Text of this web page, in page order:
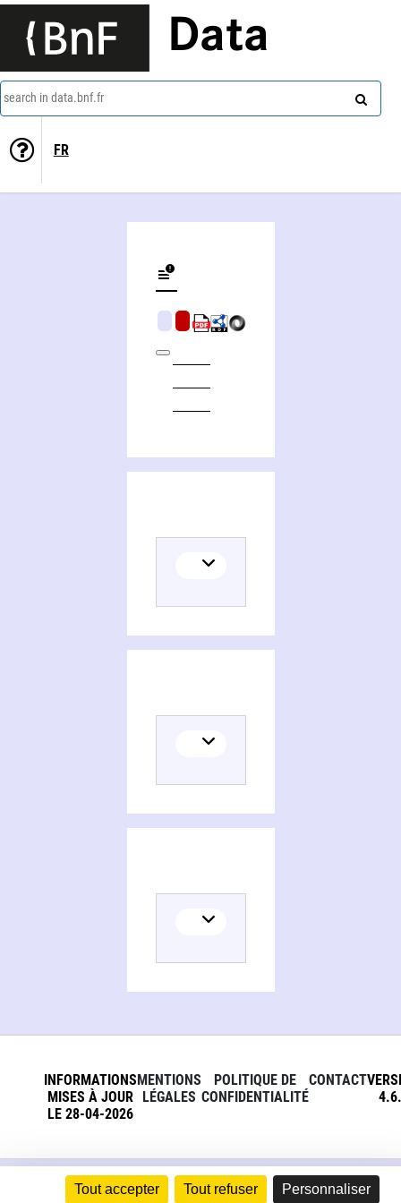
Tout accepter Tout refuser Personnaliser
Data
search in data.bnf.fr
FR
INFORMATIONS
MISES À JOUR
LE 28-04-2026
MENTIONS
LÉGALES
POLITIQUE DE
CONFIDENTIALITÉ
CONTACT